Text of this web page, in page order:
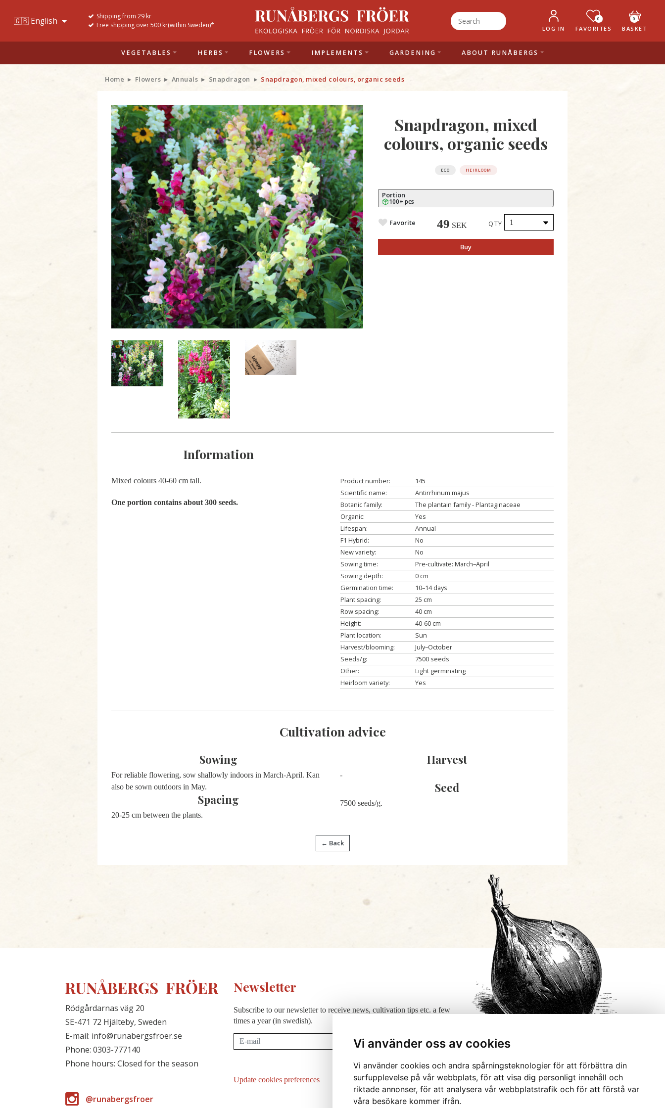
Vi använder oss av cookies
Vi använder cookies och andra spårningsteknologier för att förbättra din
surfupplevelse på vår webbplats, för att visa dig personligt innehåll och
riktade annonser, för att analysera vår webbplatstrafik och för att förstå var
våra besökare kommer ifrån.
Shipping from 29 kr
Free shipping over 500 kr(within Sweden)*
LOG IN
0
FAVORITES
0
BASKET
VEGETABLES HERBS FLOWERS IMPLEMENTS GARDENING ABOUT RUNÅBERGS
Home Flowers Annuals Snapdragon Snapdragon, mixed colours, organic seeds
Snapdragon, mixed
colours, organic seeds
ECO HEIRLOOM
Portion
100+ pcs
Favorite 49 SEK QTY
Buy
Information
Mixed colours 40-60 cm tall.
One portion contains about 300 seeds.
Product number:
145
Scientific name:
Antirrhinum majus
Botanic family:
The plantain family - Plantaginaceae
Organic:
Yes
Lifespan:
Annual
F1 Hybrid:
No
New variety:
No
Sowing time:
Pre-cultivate: March–April
Sowing depth:
0 cm
Germination time:
10–14 days
Plant spacing:
25 cm
Row spacing:
40 cm
Height:
40-60 cm
Plant location:
Sun
Harvest/blooming:
July–October
Seeds/g:
7500 seeds
Other:
Light germinating
Heirloom variety:
Yes
Cultivation advice
Sowing
For reliable flowering, sow shallowly indoors in March-April. Kan
also be sown outdoors in May.
Spacing
20-25 cm between the plants.
Harvest
-
Seed
7500 seeds/g.
← Back
Rödgårdarnas väg 20
SE-471 72 Hjälteby, Sweden
E-mail: info@runabergsfroer.se
Phone: 0303-777140
Phone hours: Closed for the season
@runabergsfroer
Newsletter
Subscribe to our newsletter to receive news, cultivation tips etc. a few
times a year (in swedish).
Subscribe
Update cookies preferences